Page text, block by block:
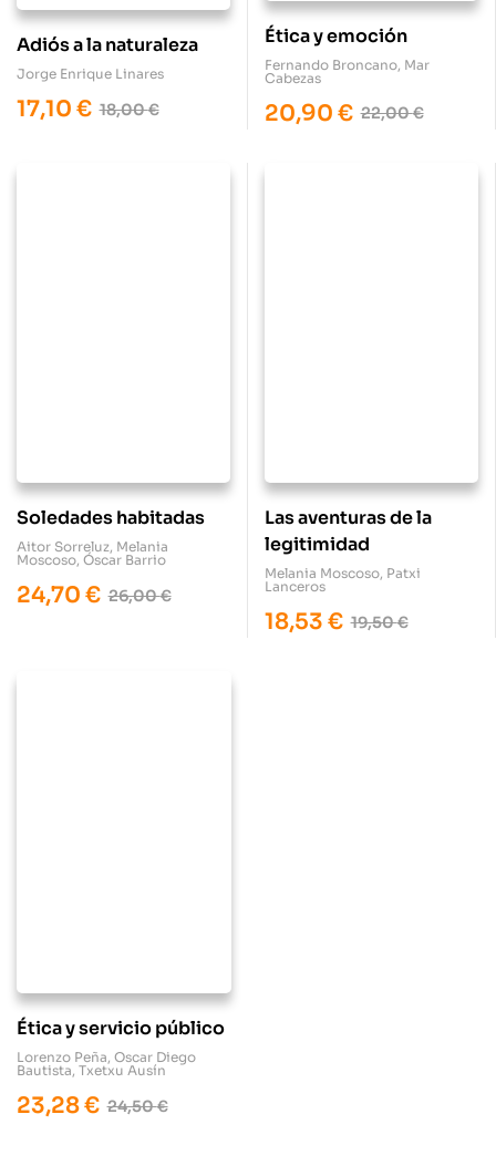
Adiós a la naturaleza
Jorge Enrique Linares
18,00€
17,10 €
Ética y emoción
Fernando Broncano, Mar
Cabezas
22,00€
20,90 €
Soledades habitadas
Aitor Sorreluz, Melania
Moscoso, Óscar Barrio
26,00€
24,70 €
Las aventuras de la
legitimidad
Melania Moscoso, Patxi
Lanceros
19,50€
18,53 €
Ética y servicio público
Lorenzo Peña, Oscar Diego
Bautista, Txetxu Ausín
24,50€
23,28€